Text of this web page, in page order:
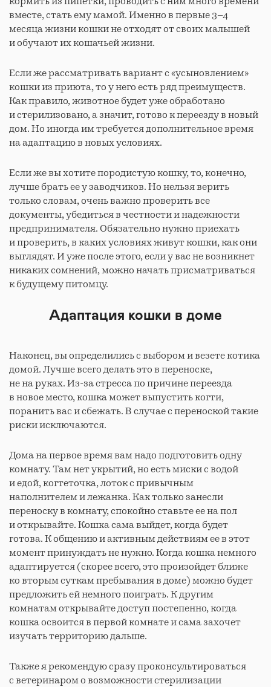
вместе, стать ему мамой. Именно в первые 3–4
месяца жизни кошки не отходят от своих малышей
и обучают их кошачьей жизни.
Если же рассматривать вариант с «усыновлением»
кошки из приюта, то у него есть ряд преимуществ.
Как правило, животное будет уже обработано
и стерилизовано, а значит, готово к переезду в новый
дом. Но иногда им требуется дополнительное время
на адаптацию в новых условиях.
Если же вы хотите породистую кошку, то, конечно,
лучше брать ее у заводчиков. Но нельзя верить
только словам, очень важно проверить все
документы, убедиться в честности и надежности
предпринимателя. Обязательно нужно приехать
и проверить, в каких условиях живут кошки, как они
выглядят. И уже после этого, если у вас не возникнет
никаких сомнений, можно начать присматриваться
к будущему питомцу.
Адаптация кошки в доме
Наконец, вы определились с выбором и везете котика
домой. Лучше всего делать это в переноске,
не на руках. Из-за стресса по причине переезда
в новое место, кошка может выпустить когти,
поранить вас и сбежать. В случае с переноской такие
риски исключаются.
Дома на первое время вам надо подготовить одну
комнату. Там нет укрытий, но есть миски с водой
и едой, когтеточка, лоток с привычным
наполнителем и лежанка. Как только занесли
переноску в комнату, спокойно ставьте ее на пол
и открывайте. Кошка сама выйдет, когда будет
готова. К общению и активным действиям ее в этот
момент принуждать не нужно. Когда кошка немного
адаптируется (скорее всего, это произойдет ближе
ко вторым суткам пребывания в доме) можно будет
предложить ей немного поиграть. К другим
комнатам открывайте доступ постепенно, когда
кошка освоится в первой комнате и сама захочет
изучать территорию дальше.
Также я рекомендую сразу проконсультироваться
с ветеринаром о возможности стерилизации